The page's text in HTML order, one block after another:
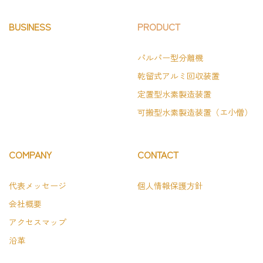
BUSINESS PRODUCT
パルパー型分離機
乾留式アルミ回収装置
定置型水素製造装置
可搬型水素製造装置（エ小僧）
COMPANY
代表メッセージ
会社概要
アクセスマップ
沿革
CONTACT
個人情報保護方針